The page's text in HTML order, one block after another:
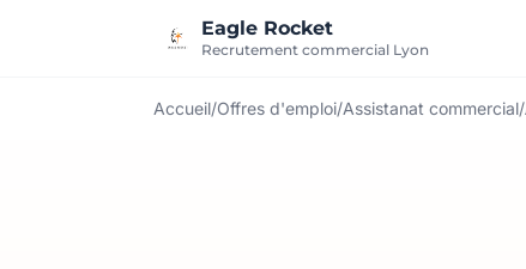
Eagle Rocket
Recrutement commercial Lyon
Accueil/Offres d'emploi/Assistanat commercial/